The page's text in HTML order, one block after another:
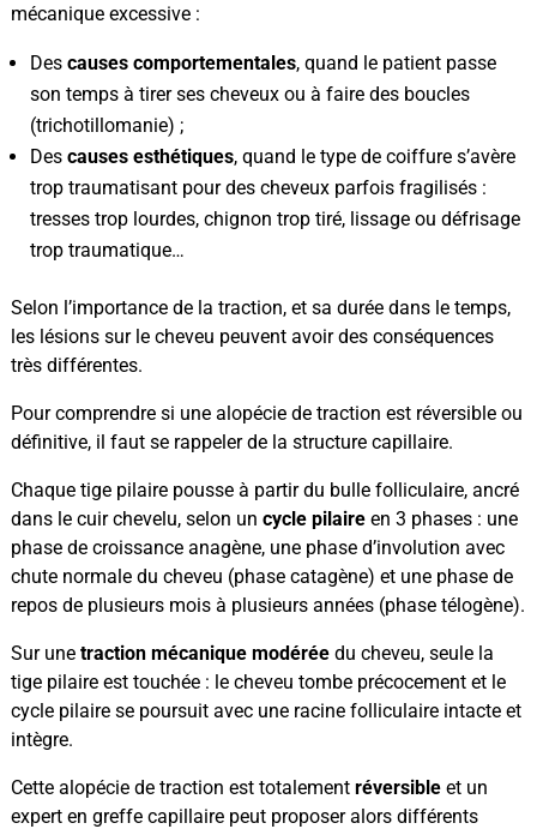
mécanique excessive :
Des causes comportementales, quand le patient passe
son temps à tirer ses cheveux ou à faire des boucles
(trichotillomanie) ;
Des causes esthétiques, quand le type de coiffure s’avère
trop traumatisant pour des cheveux parfois fragilisés :
tresses trop lourdes, chignon trop tiré, lissage ou défrisage
trop traumatique…
Selon l’importance de la traction, et sa durée dans le temps,
les lésions sur le cheveu peuvent avoir des conséquences
très différentes.
Pour comprendre si une alopécie de traction est réversible ou
définitive, il faut se rappeler de la structure capillaire.
Chaque tige pilaire pousse à partir du bulle folliculaire, ancré
dans le cuir chevelu, selon un cycle pilaireen 3 phases : une
phase de croissance anagène, une phase d’involution avec
chute normale du cheveu (phase catagène) et une phase de
repos de plusieurs mois à plusieurs années (phase télogène).
Sur une traction mécanique modéréedu cheveu, seule la
tige pilaire est touchée : le cheveu tombe précocement et le
cycle pilaire se poursuit avec une racine folliculaire intacte et
intègre.
Cette alopécie de traction est totalement réversibleet un
expert en greffe capillaire peut proposer alors différents